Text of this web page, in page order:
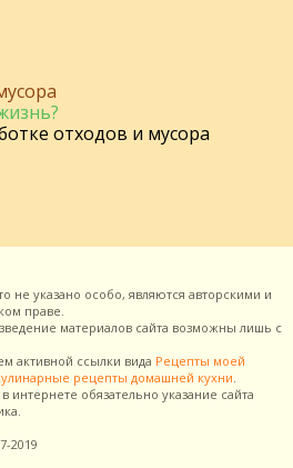
отходов и мусора
не указано особо, являются авторскими и
праве.
материалов сайта возможны лишь с
активной ссылки вида Рецепты моей
рецепты домашней кухни.
обязательно указание сайта
2019